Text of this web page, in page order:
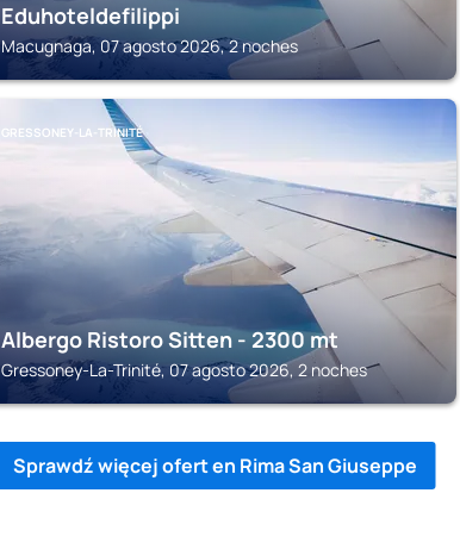
Eduhoteldefilippi
Macugnaga, 07 agosto 2026, 2 noches
GRESSONEY-LA-TRINITÉ
Albergo Ristoro Sitten - 2300 mt
Gressoney-La-Trinité, 07 agosto 2026, 2 noches
Sprawdź więcej ofert en Rima San Giuseppe